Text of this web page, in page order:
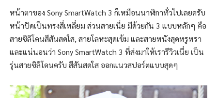
หน้าตาของ Sony SmartWatch 3 ก็เหมือนนาฬิกาทั่วไปเลยครับ
หน้าปัดเป็นทรงสี่เหลี่ยม ส่วนสายเนี่ย มีด้วยกัน 3 แบบหลักๆ คือ
สายซิลิโคนสีสันสดใส, สายโลหะสุดเข้ม และสายหนังสุดหรูหรา
และแน่นอนว่า Sony SmartWatch 3 ที่ส่งมาให้เรารีวิวเนี่ย เป็น
รุ่นสายซิลิโคนครับ สีสันสดใส ออกแนวสปอร์ตแบบสุดๆ